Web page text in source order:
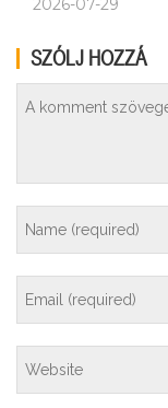
2026-07-29
SZÓLJ HOZZÁ